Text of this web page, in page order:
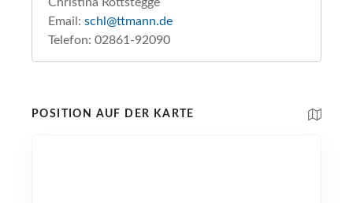
Email: schl@ttmann.de
Telefon: 02861-92090
POSITION AUF DER KARTE